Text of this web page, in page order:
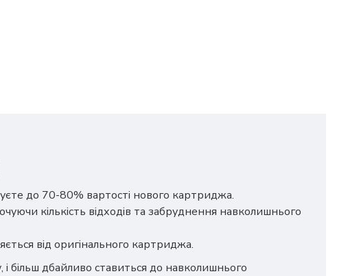
до 70-80% вартості нового картриджа.
кількість відходів та забруднення навколишнього
від оригінального картриджа.
більш дбайливо ставиться до навколишнього